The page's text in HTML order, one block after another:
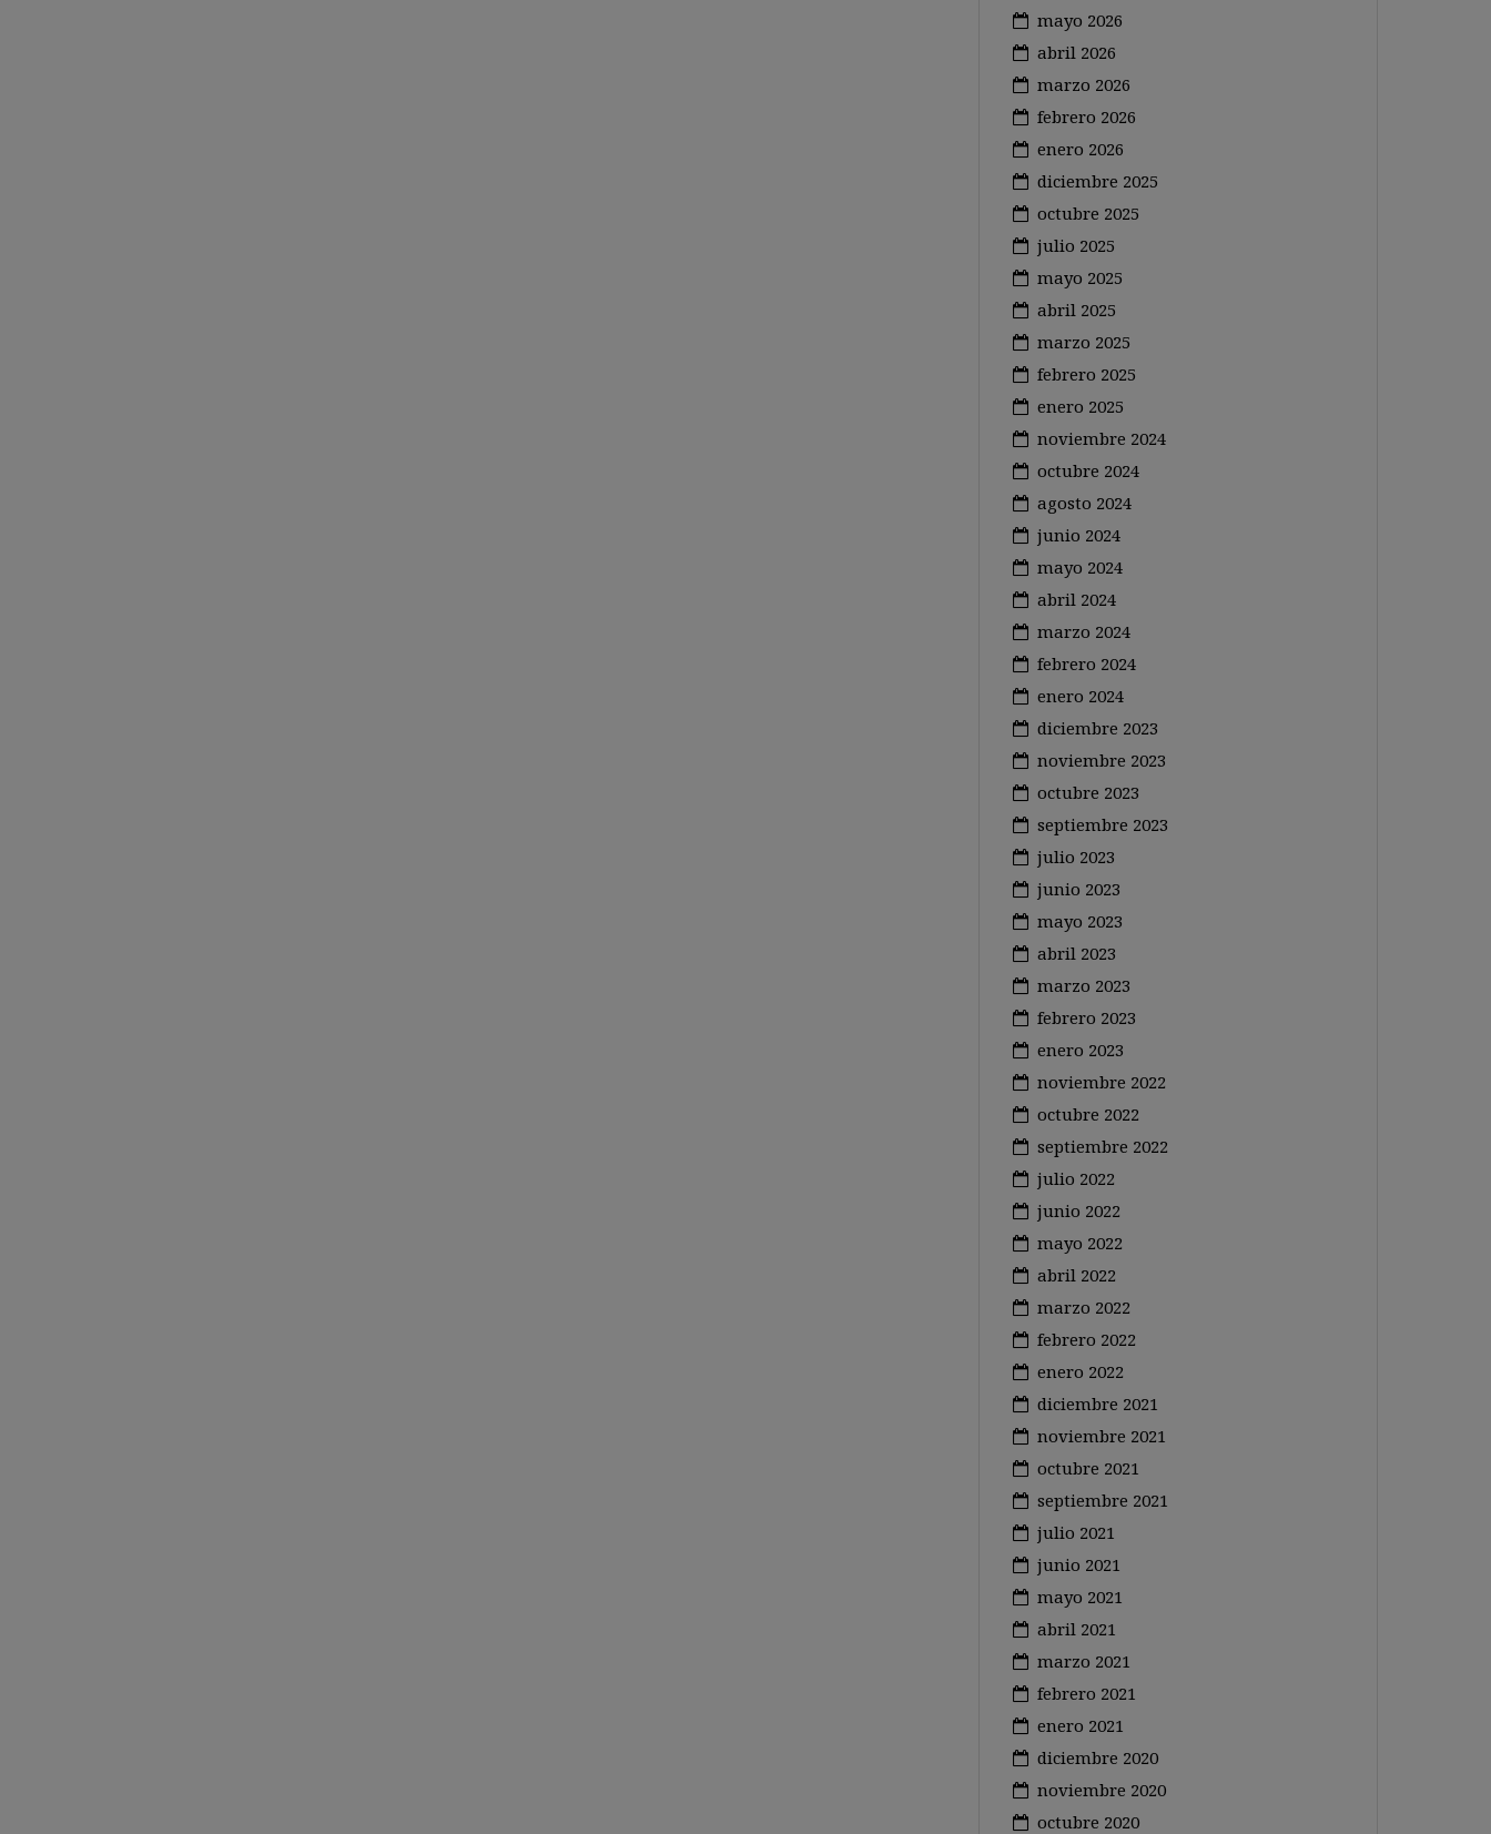
mayo 2026
abril 2026
marzo 2026
febrero 2026
enero 2026
diciembre 2025
octubre 2025
julio 2025
mayo 2025
abril 2025
marzo 2025
febrero 2025
enero 2025
noviembre 2024
octubre 2024
agosto 2024
junio 2024
mayo 2024
abril 2024
marzo 2024
febrero 2024
enero 2024
diciembre 2023
noviembre 2023
octubre 2023
septiembre 2023
julio 2023
junio 2023
mayo 2023
abril 2023
marzo 2023
febrero 2023
enero 2023
noviembre 2022
octubre 2022
septiembre 2022
julio 2022
junio 2022
mayo 2022
abril 2022
marzo 2022
febrero 2022
enero 2022
diciembre 2021
noviembre 2021
octubre 2021
septiembre 2021
julio 2021
junio 2021
mayo 2021
abril 2021
marzo 2021
febrero 2021
enero 2021
diciembre 2020
noviembre 2020
octubre 2020